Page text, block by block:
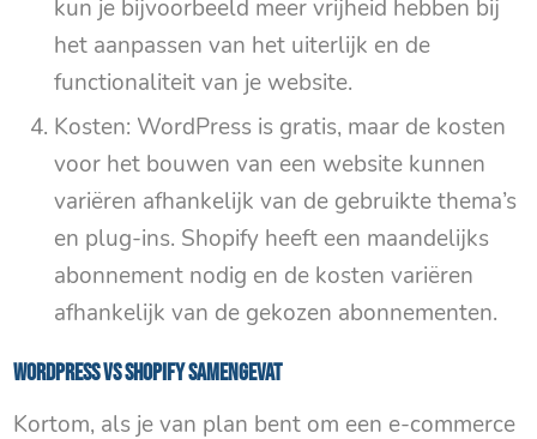
kun je bijvoorbeeld meer vrijheid hebben bij
het aanpassen van het uiterlijk en de
functionaliteit van je website.
Kosten: WordPress is gratis, maar de kosten
voor het bouwen van een website kunnen
variëren afhankelijk van de gebruikte thema’s
en plug-ins. Shopify heeft een maandelijks
abonnement nodig en de kosten variëren
afhankelijk van de gekozen abonnementen.
WordPress VS Shopify samengevat
Kortom, als je van plan bent om een e-commerce